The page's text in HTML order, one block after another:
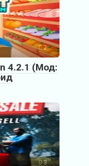
2
4.2.1 (Мод:
3